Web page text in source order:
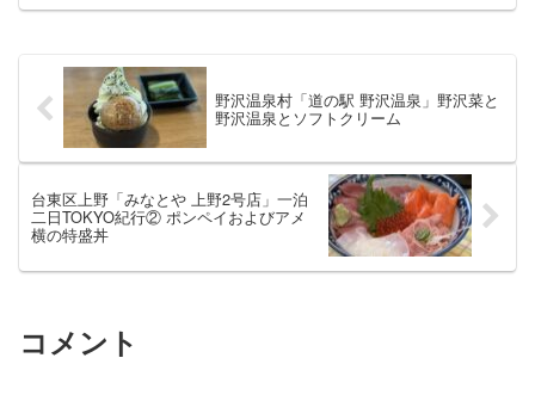
野沢温泉村「道の駅 野沢温泉」野沢菜と
野沢温泉とソフトクリーム
台東区上野「みなとや 上野2号店」一泊
二日TOKYO紀行② ポンペイおよびアメ
横の特盛丼
コメント